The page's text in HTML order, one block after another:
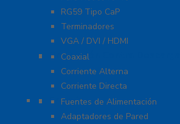
RG59 Tipo CaP
Terminadores
VGA / DVI / HDMI
Protección Contra Descargas
Coaxial
Corriente Alterna
Corriente Directa
Energía
Fuentes de Alimentación
Adaptadores de Pared